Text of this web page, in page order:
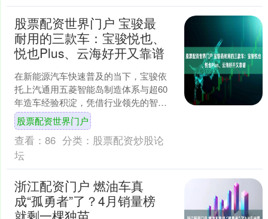
股票配资世界门户 宝骏最
耐用的三款车：宝骏悦也、
悦也Plus、云海好开又靠谱
在新能源汽车快速普及的当下，宝骏依
托上汽通用五菱智能岛制造体系与超60
年造车经验积淀，凭借行业领先的智能
制造水准，持续打造兼顾实用性、性价
比与耐用性的车型。从城....
股票配资世界门户
查看： 86 分类： 股票配资炒股论
坛
浙江配资门户 燃油车真
成“孤勇者”了？4月销量榜
就剩一棵独苗